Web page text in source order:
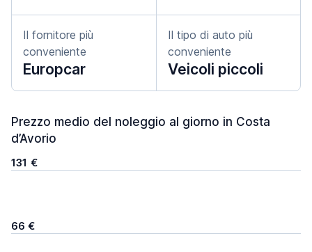
Il fornitore più
conveniente
Europcar
Il tipo di auto più
conveniente
Veicoli piccoli
Prezzo medio del noleggio al giorno in Costa
d’Avorio
131 €
66 €